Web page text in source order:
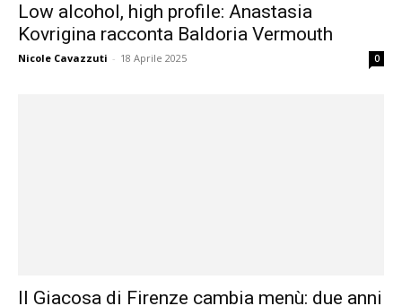
Low alcohol, high profile: Anastasia
Kovrigina racconta Baldoria Vermouth
Nicole Cavazzuti - 18 Aprile 2025 0
Il Giacosa di Firenze cambia menù: due anni